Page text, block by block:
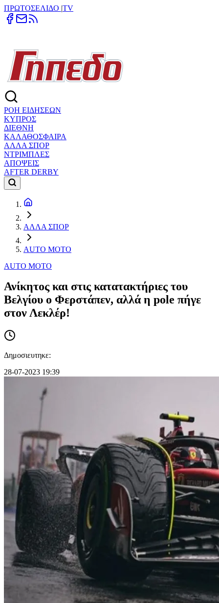
ΠΡΩΤΟΣΕΛΙΔΟ |TV
ΡΟΗ ΕΙΔΗΣΕΩΝ
ΚΥΠΡΟΣ
ΔΙΕΘΝΗ
ΚΑΛΑΘΟΣΦΑΙΡΑ
ΑΛΛΑ ΣΠΟΡ
ΝΤΡΙΜΠΛΕΣ
ΑΠΟΨΕΙΣ
AFTER DERBY
ΑΛΛΑ ΣΠΟΡ
AUTO MOTO
AUTO MOTO
Ανίκητος και στις κατατακτήριες του
Βελγίου ο Φερστάπεν, αλλά η pole πήγε
στον Λεκλέρ!
Δημοσιευτηκε:
28-07-2023 19:39